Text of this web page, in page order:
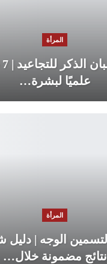
المرأة
علميًا لبشرة…
المرأة
نتائج مضمونة خلال…